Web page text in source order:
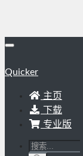
Quicker
主页
下载
专业版